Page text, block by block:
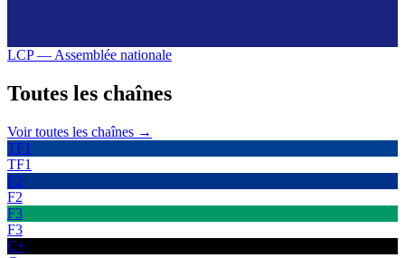
LCP — Assemblée nationale
Toutes les chaînes
Voir toutes les chaînes →
TF1
TF1
F2
F2
F3
F3
C+